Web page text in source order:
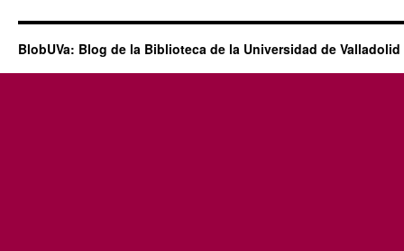
BlobUVa: Blog de la Biblioteca de la Universidad de Valladolid